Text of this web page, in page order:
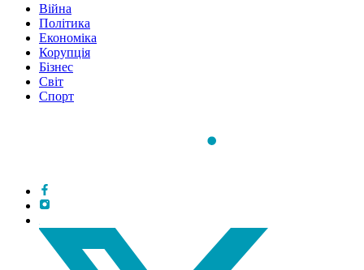
Війна
Політика
Економіка
Корупція
Бізнес
Світ
Спорт